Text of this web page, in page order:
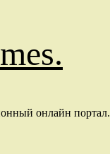
онлайн портал.